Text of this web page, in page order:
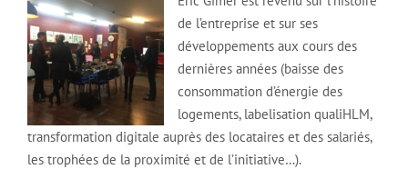
de l’entreprise et sur ses
développements aux cours des
dernières années (baisse des
consommation d’énergie des
logements, labelisation qualiHLM,
transformation digitale auprès des locataires et des salariés,
les trophées de la proximité et de l’initiative…).